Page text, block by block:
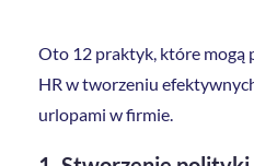
Oto 12 praktyk, które mogą
HR w tworzeniu
urlopami w firmie.